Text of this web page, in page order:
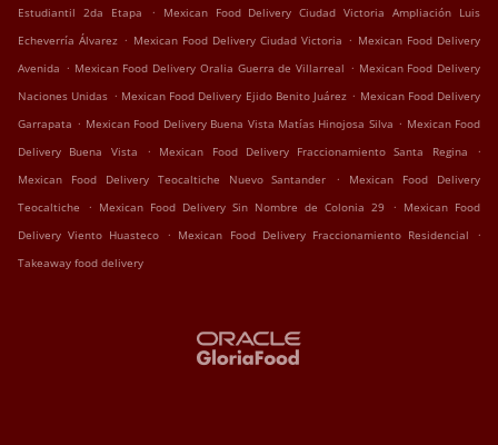
Estudiantil 2da Etapa
.
Mexican Food Delivery Ciudad Victoria Ampliación Luis
Echeverría Álvarez . Mexican Food Delivery Ciudad Victoria . Mexican Food Delivery
Avenida . Mexican Food Delivery Oralia Guerra de Villarreal . Mexican Food Delivery
Naciones Unidas . Mexican Food Delivery Ejido Benito Juárez . Mexican Food Delivery
Garrapata . Mexican Food Delivery Buena Vista Matías Hinojosa Silva . Mexican Food
Delivery Buena Vista
. Mexican Food Delivery Fraccionamiento Santa Regina
.
Mexican Food Delivery Teocaltiche Nuevo Santander
.
Mexican Food Delivery
Teocaltiche
. Mexican Food Delivery Sin Nombre de Colonia 29 . Mexican Food
Delivery Viento Huasteco . Mexican Food Delivery Fraccionamiento Residencial
.
Takeaway food delivery